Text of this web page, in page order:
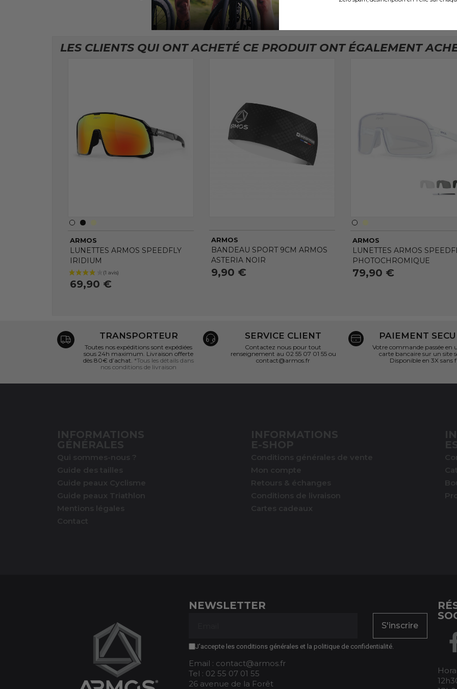
LES CLIENTS QUI ONT ACHETÉ CE PRODUIT ONT ÉGALEMENT
ARMOS
LUNETTES ARMOS SPEEDFLY
IRIDIUM
69,90 €
ARMOS
BANDEAU SPORT 9CM ARMOS
ASTERIA NOIR
9,90 €
ARMOS
LUNETTES ARMOS
PHOTOCHROMIQUE
79,90 €
TRANSPORTEUR
Toutes nos expéditions sont expédiées
sous 24h maximum. Livraison offerte
dès 80€ d’achat. *Tous les détails dans
nos conditions de livraison
SERVICE CLIENT
Contactez nous pour tout
renseignement au 02 55 07 01 55 ou
contact@armos.fr
PAIEMENT
Votre commande passée en
carte bancaire sur un site
Disponible en 3X sans
INFORMATIONS
GÉNÉRALES
Qui sommes-nous ?
Guide des tailles
Guide peaux Cyclisme
Guide peaux Triathlon
Mentions légales
Contact
INFORMATIONS
E-SHOP
Conditions générales de vente
Mon compte
Retours & échanges
Conditions de livraison
Cartes cadeaux
NEWSLETTER
S'inscrire
J'accepte les conditions générales et la politique de confidentialité.
Email : contact@armos.fr
Tel : 02 55 07 01 55
26 avenue de la Forêt